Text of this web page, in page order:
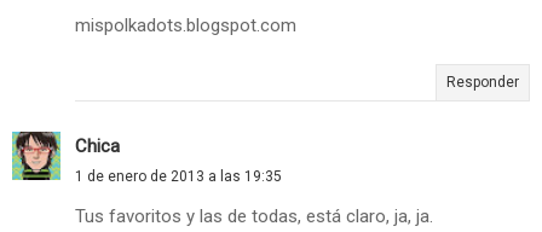
mispolkadots.blogspot.com
Responder
Chica
1 de enero de 2013 a las 19:35
Tus favoritos y las de todas, está claro, ja, ja.